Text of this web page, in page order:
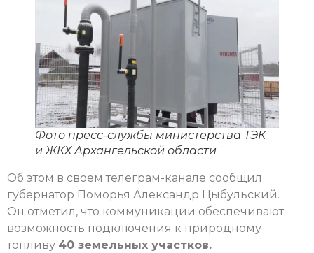
Фото пресс-службы министерства ТЭК
и ЖКХ Архангельской области
Об этом в своем телеграм-канале сообщил
губернатор Поморья Александр Цыбульский.
Он отметил, что коммуникации обеспечивают
возможность подключения к природному
топливу 40 земельных участков.